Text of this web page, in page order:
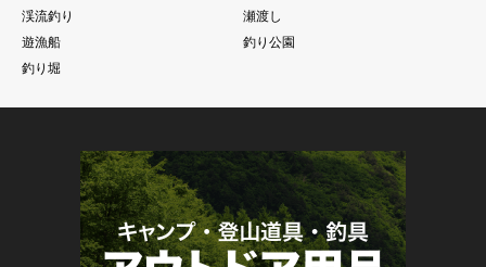
渓流釣り
瀬渡し
遊漁船
釣り公園
釣り堀